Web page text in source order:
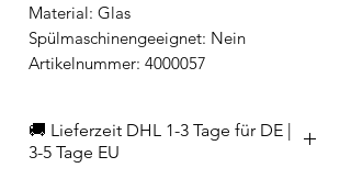
Material: Glas
Spülmaschinengeeignet: Nein
Artikelnummer: 4000057
🚚 Lieferzeit DHL 1-3 Tage für DE |
3-5 Tage EU